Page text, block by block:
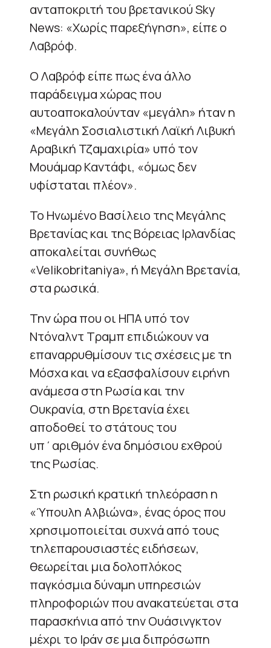
ανταποκριτή του βρετανικού Sky
News: «Χωρίς παρεξήγηση», είπε ο
Λαβρόφ.
Ο Λαβρόφ είπε πως ένα άλλο
παράδειγμα χώρας που
αυτοαποκαλούνταν «μεγάλη» ήταν η
«Μεγάλη Σοσιαλιστική Λαϊκή Λιβυκή
Αραβική Τζαμαχιρία» υπό τον
Μουάμαρ Καντάφι, «όμως δεν
υφίσταται πλέον».
Το Ηνωμένο Βασίλειο της Μεγάλης
Βρετανίας και της Βόρειας Ιρλανδίας
αποκαλείται συνήθως
«Velikobritaniya», ή Μεγάλη Βρετανία,
στα ρωσικά.
Την ώρα που οι ΗΠΑ υπό τον
Ντόναλντ Τραμπ επιδιώκουν να
επαναρρυθμίσουν τις σχέσεις με τη
Μόσχα και να εξασφαλίσουν ειρήνη
ανάμεσα στη Ρωσία και την
Ουκρανία, στη Βρετανία έχει
αποδοθεί το στάτους του
υπ΄αριθμόν ένα δημόσιου εχθρού
της Ρωσίας.
Στη ρωσική κρατική τηλεόραση η
«Ύπουλη Αλβιώνα», ένας όρος που
χρησιμοποιείται συχνά από τους
τηλεπαρουσιαστές ειδήσεων,
θεωρείται μια δολοπλόκος
παγκόσμια δύναμη υπηρεσιών
πληροφοριών που ανακατεύεται στα
παρασκήνια από την Ουάσινγκτον
μέχρι το Ιράν σε μια διπρόσωπη